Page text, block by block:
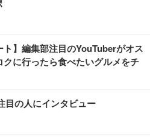
ト】編集部注目のYouTuberがオス
に行ったら食べたいグルメをチ
目の人にインタビュー